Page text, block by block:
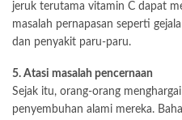
jeruk terutama vitamin C dapat
masalah pernapasan seperti
dan penyakit paru-paru.
5. Atasi masalah pencernaan
Sejak itu, orang-orang
penyembuhan alami mereka.